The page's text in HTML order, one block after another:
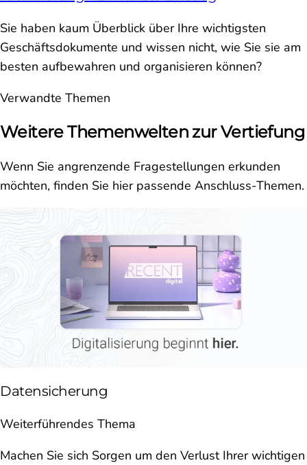
Sie haben kaum Überblick über Ihre wichtigsten
Geschäftsdokumente und wissen nicht, wie Sie sie am
besten aufbewahren und organisieren können?
Verwandte Themen
Weitere Themenwelten zur Vertiefung
Wenn Sie angrenzende Fragestellungen erkunden
möchten, finden Sie hier passende Anschluss-Themen.
Datensicherung
Weiterführendes Thema
Machen Sie sich Sorgen um den Verlust Ihrer wichtigen